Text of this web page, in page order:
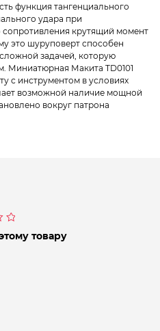
функция тангенциального
удара при
крутящий момент
это шуруповерт способен
задачей, которую
Миниатюрная Макита TD0101
с инструментом в условиях
возможной наличие мощной
вокруг патрона
товару